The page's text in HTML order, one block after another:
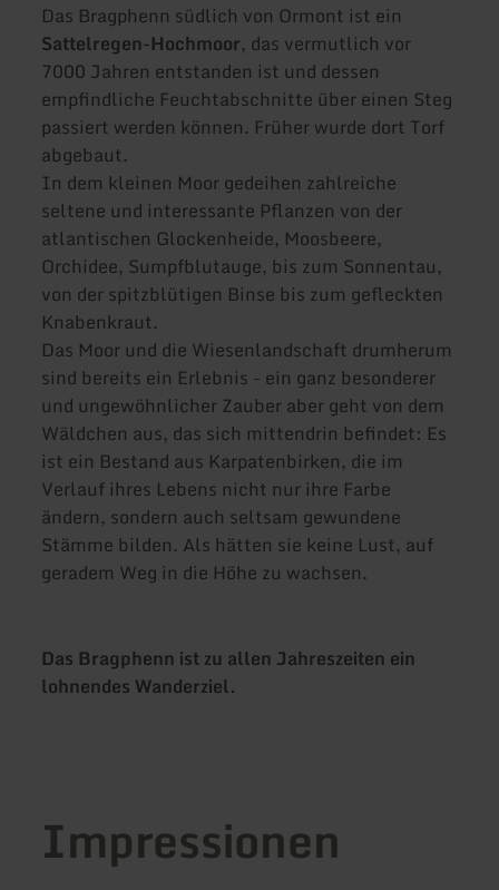
Das Bragphenn südlich von Ormont ist ein
Sattelregen-Hochmoor, das vermutlich vor
7000 Jahren entstanden ist und dessen
empfindliche Feuchtabschnitte über einen Steg
passiert werden können. Früher wurde dort Torf
abgebaut.
In dem kleinen Moor gedeihen zahlreiche
seltene und interessante Pflanzen von der
atlantischen Glockenheide, Moosbeere,
Orchidee, Sumpfblutauge, bis zum Sonnentau,
von der spitzblütigen Binse bis zum gefleckten
Knabenkraut.
Das Moor und die Wiesenlandschaft drumherum
sind bereits ein Erlebnis - ein ganz besonderer
und ungewöhnlicher Zauber aber geht von dem
Wäldchen aus, das sich mittendrin befindet: Es
ist ein Bestand aus Karpatenbirken, die im
Verlauf ihres Lebens nicht nur ihre Farbe
ändern, sondern auch seltsam gewundene
Stämme bilden. Als hätten sie keine Lust, auf
geradem Weg in die Höhe zu wachsen.
Das Bragphenn ist zu allen Jahreszeiten ein
lohnendes Wanderziel.
Impressionen